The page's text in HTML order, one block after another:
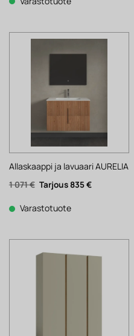
962 €.
Allaskaappi ja lavuaari AURELIA
1 071€ Alkuperäinen
hinta
1
071 €.
835€Nykyinen
Varastotuote